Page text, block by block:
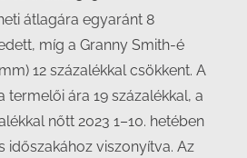
átlagára egyaránt 8
míg a Granny Smith-é
12 százalékkal csökkent. A
termelői ára 19 százalékkal, a
nőtt 2023 1–10. hetében
időszakához viszonyítva. Az